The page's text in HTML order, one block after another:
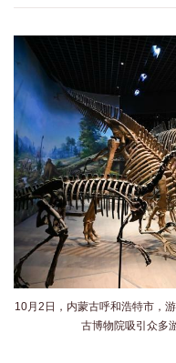
10月2日，内蒙古呼和浩特市，
古博物院吸引众多